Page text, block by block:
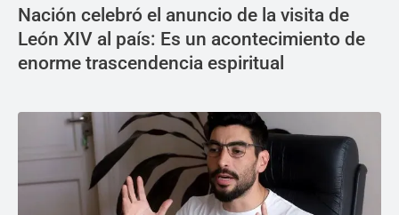
Nación celebró el anuncio de la visita de
León XIV al país: Es un acontecimiento de
enorme trascendencia espiritual